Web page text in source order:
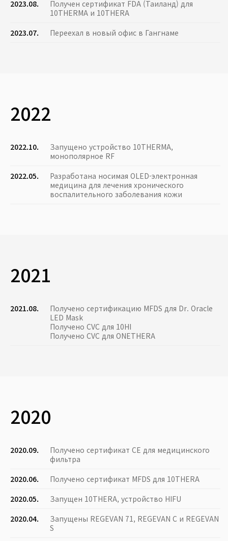
2023.08.
Получен сертификат FDA (Таиланд) для
10THERMA и 10THERA
2023.07.
Переехал в новый офис в Гангнаме
2022
2022.10.
Запущено устройство 10THERMA,
монополярное RF
2022.05.
Разработана носимая OLED-электронная
медицина для лечения хронического
воспалительного заболевания кожи
2021
2021.08.
Получено сертификацию MFDS для Dr. Oracle
LED Mask
Получено CVC для 10HI
Получено CVC для ONETHERA
2020
2020.09.
Получено сертификат CE для медицинского
фильтра
2020.06.
Получено сертификат MFDS для 10THERA
2020.05.
Запущен 10THERA, устройство HIFU
2020.04.
Запущены REGEVAN 71, REGEVAN C и REGEVAN
S